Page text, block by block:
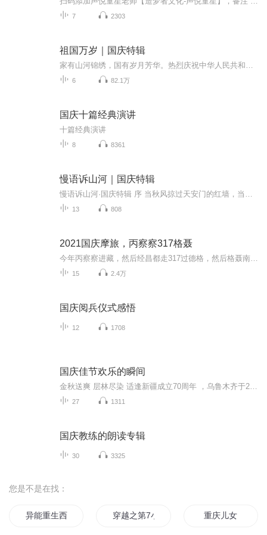
7 2303
祖国万岁｜国庆特辑
6 82.1万
国庆十篇经典演讲
十篇经典演讲
8 8361
慢语诉山河｜国庆特辑
13 808
2021国庆摩旅，丙察察317格聂
15 2.4万
国庆阅兵仪式感悟
12 1708
国庆佳节欢乐的瞬间
27 1311
国庆教练的朗读专辑
30 3325
您是不是在找：
异能重生西门庆 穿越之第7小组 重庆儿女